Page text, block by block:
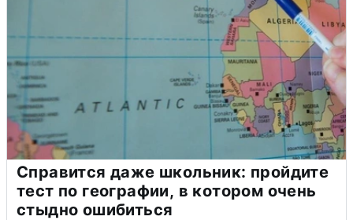
Справится даже школьник: пройдите
тест по географии, в котором очень
стыдно ошибиться